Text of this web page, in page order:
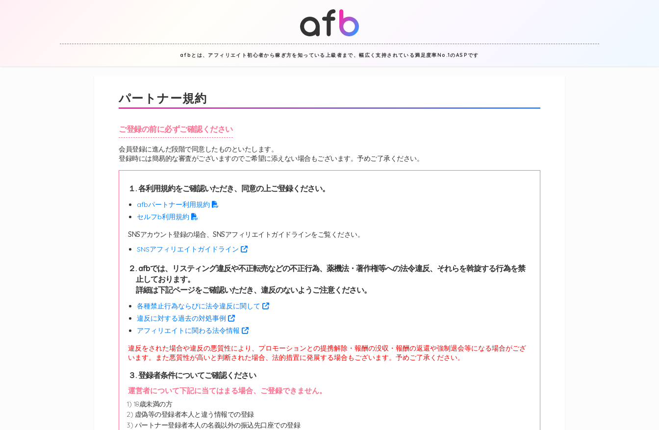
afbとは、アフィリエイト初心者から稼ぎ方を知っている上級者まで、幅広く支持されている満足度率No.1のASPです
パートナー規約
ご登録の前に必ずご確認ください
会員登録に進んだ段階で同意したものといたします。
登録時には簡易的な審査がございますのでご希望に添えない場合もございます。予めご了承ください。
１. 各利用規約をご確認いただき、同意の上ご登録ください。
afbパートナー利用規約
セルフb利用規約
SNSアカウント登録の場合、SNSアフィリエイトガイドラインをご覧ください。
SNSアフィリエイトガイドライン
２. afbでは、リスティング違反や不正転売などの不正行為、薬機法・著作権等への法令違反、それらを斡旋する行為を禁
止しております。
詳細は下記ページをご確認いただき、違反のないようご注意ください。
各種禁止行為ならびに法令違反に関して
違反に対する過去の対処事例
アフィリエイトに関わる法令情報
違反をされた場合や違反の悪質性により、プロモーションとの提携解除・報酬の没収・報酬の返還や強制退会等になる場合がござ
います。また悪質性が高いと判断された場合、法的措置に発展する場合もございます。予めご了承ください。
３. 登録者条件についてご確認ください
運営者について下記に当てはまる場合、ご登録できません。
18歳未満の方
虚偽等の登録者本人と違う情報での登録
パートナー登録者本人の名義以外の振込先口座での登録